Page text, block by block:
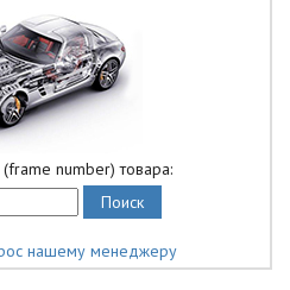
number) товара:
нашему менеджеру